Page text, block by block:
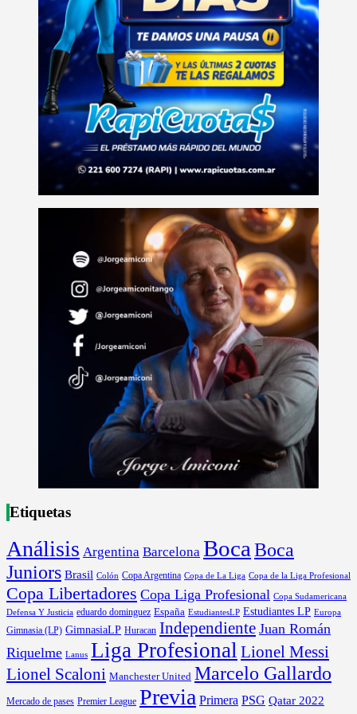
Etiquetas
Análisis Argentina Barcelona Boca Boca
Juniors Brasil Colón Copa Argentina Copa de La Liga Copa de la Liga Profesional
Copa Libertadores Copa Liga Profesional Copa Sudamericana
Defensa Y Justicia eduardo dominguez España EstudiantesLP Estudiantes LP Europa
Gimnasia (LP) GimnasiaLP Huracan Independiente Juan Román
Riquelme Lanus Liga Profesional Lionel Messi
Lionel Scaloni Manchester United Marcelo Gallardo
Mercado de pases Premier League Previa Primera PSG Qatar 2022